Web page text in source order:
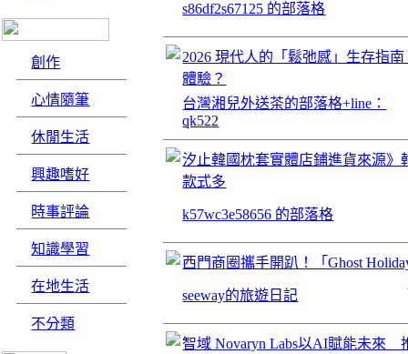
創作
心情隨筆
休閒生活
興趣嗜好
時事評論
知識學習
在地生活
不分類
s86df2s67125 的部落格
2026 現代人的「鬆弛感」生存指
體驗？
台灣湘兒外送茶的部落格+line：
qk522
汐止韓國枕套實體店鋪進貨來源
款式多
k57wc3e58656 的部落格
西門商圈攜手開趴！「Ghost
seeway的旅遊日記
智域 Novaryn Labs以AI賦能未來